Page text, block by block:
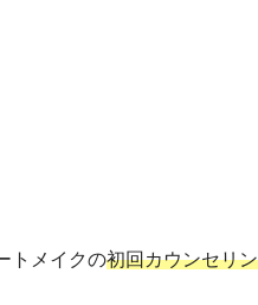
トメイクの初回カウンセリン